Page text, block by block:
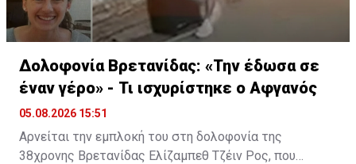
Δολοφονία Βρετανίδας: «Την έδωσα σε
έναν γέρο» - Τι ισχυρίστηκε ο Αφγανός
05.08.2026 15:51
Αρνείται την εμπλοκή του στη δολοφονία της
38χρονης Βρετανίδας Ελίζαμπεθ Τζέιν Ρος, που